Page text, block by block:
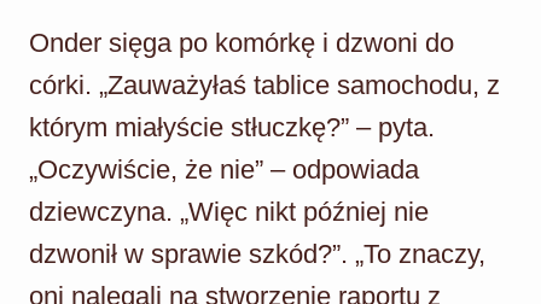
Onder sięga po komórkę i dzwoni do
córki. „Zauważyłaś tablice samochodu, z
którym miałyście stłuczkę?” – pyta.
„Oczywiście, że nie” – odpowiada
dziewczyna. „Więc nikt później nie
dzwonił w sprawie szkód?”. „To znaczy,
oni nalegali na stworzenie raportu z